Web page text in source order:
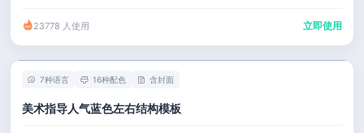
23778 人使用 立即使用
7种语言 16种配色 含封面
美术指导人气蓝色左右结构模板